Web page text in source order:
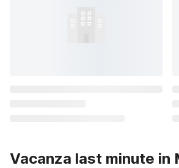
Vacanza last minute in